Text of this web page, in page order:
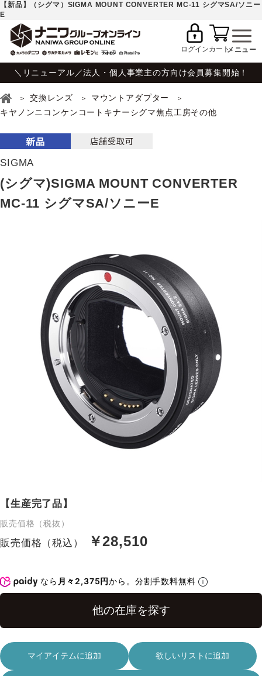
【新品】（シグマ）SIGMA MOUNT CONVERTER MC-11 シグマSA/ソニー
E
ログインカート
＼リニューアル／法人・個人事業主の方向け会員募集開始！
交換レンズ
マウントアダプター
キヤノンニコンケンコートキナーシグマ焦点工房その他
SIGMA
(シグマ)SIGMA MOUNT CONVERTER
MC-11 シグマSA/ソニーE
【生産完了品】
販売価格（税抜）
販売価格（税込） ￥28,510
なら 月々2,375円から。分割手数料無料
マイアイテムに追加 欲しいリストに追加